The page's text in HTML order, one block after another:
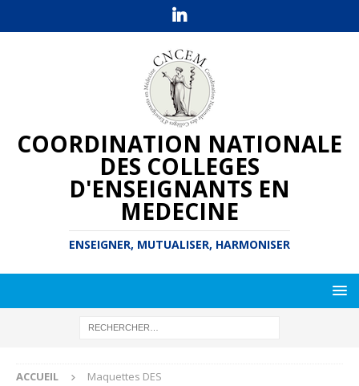
COORDINATION NATIONALE
DES COLLEGES
D'ENSEIGNANTS EN
MEDECINE
ENSEIGNER, MUTUALISER, HARMONISER
ACCUEIL Maquettes DES